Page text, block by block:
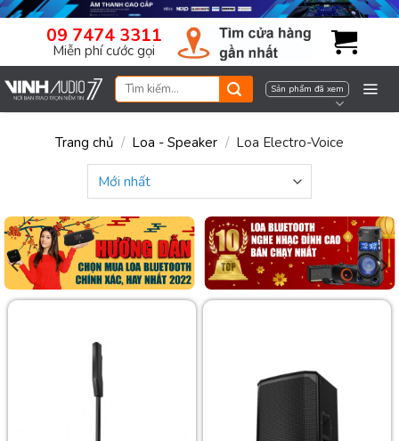
09 7474 3311
Miễn phí cước gọi
Tìm
kiếm:
Sản phẩm đã xem
Trang chủ / Loa - Speaker / Loa Electro-Voice